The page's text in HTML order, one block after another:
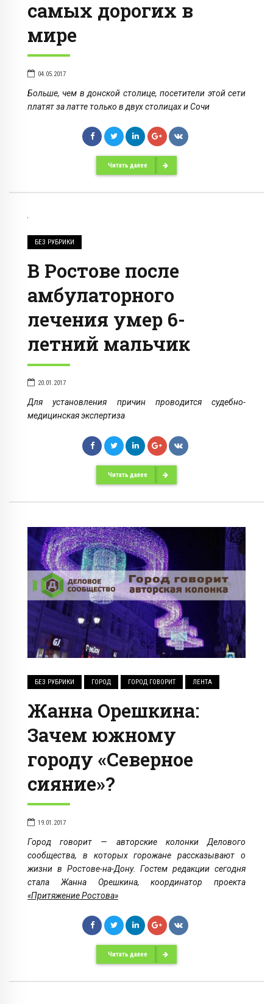
самых дорогих в
мире
04.05.2017
Больше, чем в донской столице, посетители этой сети
платят за латте только в двух столицах и Сочи
Читать далее
БЕЗ РУБРИКИ
В Ростове после
амбулаторного
лечения умер 6-
летний мальчик
20.01.2017
Для установления причин проводится судебно-
медицинская экспертиза
Читать далее
БЕЗ РУБРИКИ ГОРОД ГОРОД ГОВОРИТ ЛЕНТА
Жанна Орешкина:
Зачем южному
городу «Северное
сияние»?
19.01.2017
Город говорит — авторские колонки Делового
сообщества, в которых горожане рассказывают о
жизни в Ростове-на-Дону. Гостем редакции сегодня
стала Жанна Орешкина, координатор проекта
«Притяжение Ростова»
Читать далее